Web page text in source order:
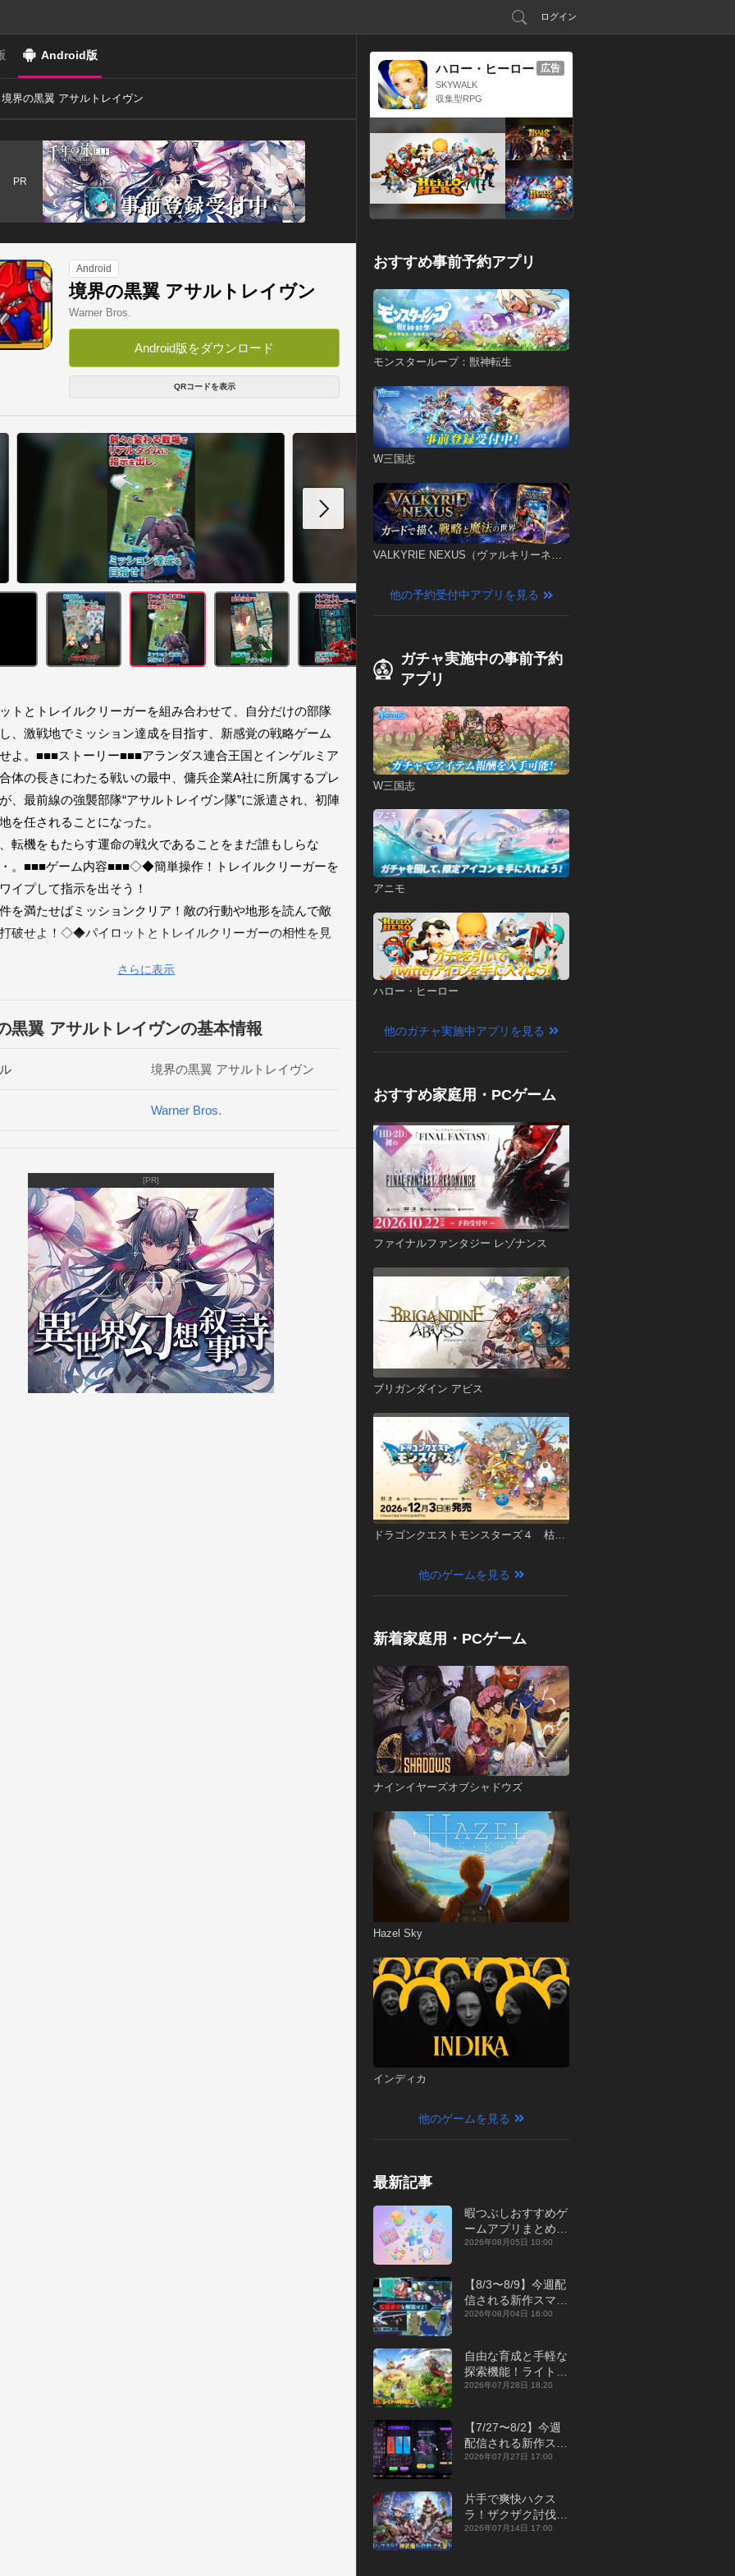
ログイン
Android版
境界の黒翼 アサルトレイヴン
PR
Android
境界の黒翼 アサルトレイヴン
Warner Bros.
Android版をダウンロード
QRコードを表示
トとトレイルクリーガーを組み合わせて、自分だけの部隊
、激戦地でミッション達成を目指す、新感覚の戦略ゲーム
よ。■■■ストーリー■■■アランダス連合王国とインゲルミア
体の長きにわたる戦いの最中、傭兵企業A社に所属するプレ
、最前線の強襲部隊“アサルトレイヴン隊”に派遣され、初陣
を任されることになった。
転機をもたらす運命の戦火であることをまだ誰もしらな
。■■■ゲーム内容■■■◇◆簡単操作！トレイルクリーガーを
イプして指示を出そう！
を満たせばミッションクリア！敵の行動や地形を読んで敵
破せよ！◇◆パイロットとトレイルクリーガーの相性を見
ルクリーガーはパイロットを乗り込ませると機能する兵器。
を見極めて、強い部隊をつくろう！◇◆トレイクルリーガ
撃、射砲、３タイプのトレイルクリーガーが存在する。そ
ルクリーガーで戦おう！
さらに表示
黒翼 アサルトレイヴンの基本情報
境界の黒翼 アサルトレイヴン
Warner Bros.
[PR]
ハロー・ヒーロー
SKYWALK
収集型RPG
広告
おすすめ事前予約アプリ
モンスターループ：獣神転生
W三国志
VALKYRIE NEXUS（ヴァルキリーネク
他の予約受付中アプリを見る
ガチャ実施中の事前予約
アプリ
W三国志
アニモ
ハロー・ヒーロー
他のガチャ実施中アプリを見る
おすすめ家庭用・PCゲーム
ファイナルファンタジー レゾナンス
ブリガンダイン アビス
ドラゴンクエストモンスターズ４ 枯れ
他のゲームを見る
新着家庭用・PCゲーム
ナインイヤーズオブシャドウズ
Hazel Sky
インディカ
他のゲームを見る
最新記事
暇つぶしおすすめゲ
ームアプリまとめ｜
オフライン対応あり
2026年08月05日 10:00
【8/3〜8/9】今週配
信される新作スマホ
ゲームをまとめてお
2026年08月04日 16:00
自由な育成と手軽な
探索機能！ライトカ
ジュアルMMORPG
P】
2026年07月28日 18:20
【7/27〜8/2】今週
配信される新作スマ
ホゲームをまとめて
2026年07月27日 17:00
片手で爽快ハクス
ラ！ザクザク討伐し
て神装備を集める放
2026年07月14日 17:00